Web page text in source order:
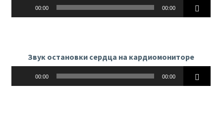
00:00 00:00
Звук остановки сердца на кардиомониторе
00:00 00:00